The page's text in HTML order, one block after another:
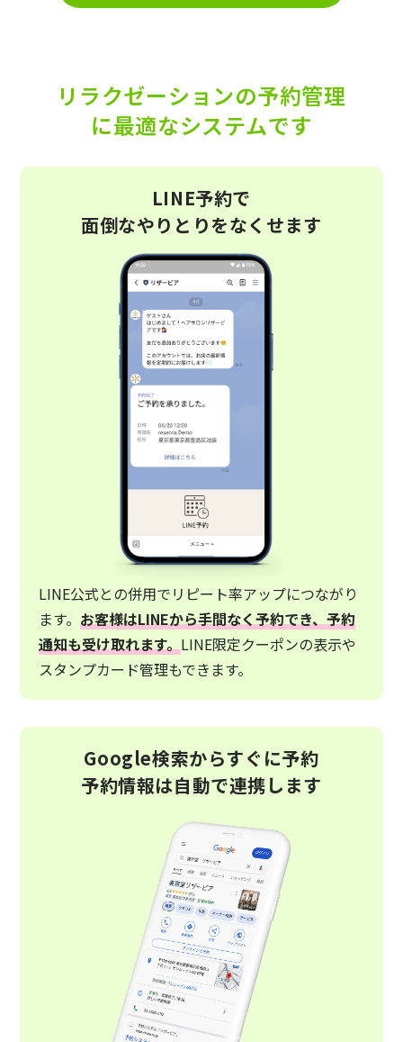
リラクゼーションの予約管理
に最適なシステムです
LINE予約で
面倒なやりとりをなくせます
LINE公式との併用でリピート率アップにつながり
ます。 お客様はLINEから手間なく予約でき、予約
通知も受け取れます。LINE限定クーポンの表示や
スタンプカード管理もできます。
Google検索からすぐに予約
予約情報は自動で連携します